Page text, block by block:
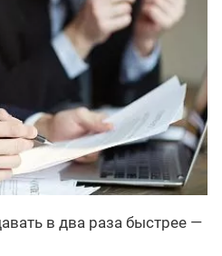
в два раза быстрее —